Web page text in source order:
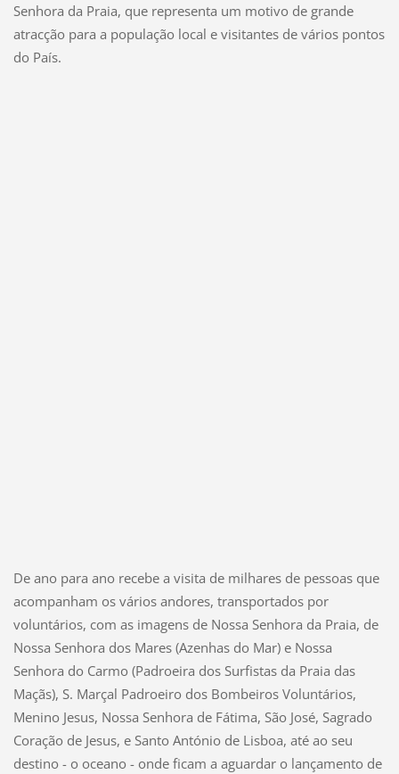
Senhora da Praia, que representa um motivo de grande
atracção para a população local e visitantes de vários pontos
do País.
De ano para ano recebe a visita de milhares de pessoas que
acompanham os vários andores, transportados por
voluntários, com as imagens de Nossa Senhora da Praia, de
Nossa Senhora dos Mares (Azenhas do Mar) e Nossa
Senhora do Carmo (Padroeira dos Surfistas da Praia das
Maçãs), S. Marçal Padroeiro dos Bombeiros Voluntários,
Menino Jesus, Nossa Senhora de Fátima, São José, Sagrado
Coração de Jesus, e Santo António de Lisboa, até ao seu
destino - o oceano - onde ficam a aguardar o lançamento de